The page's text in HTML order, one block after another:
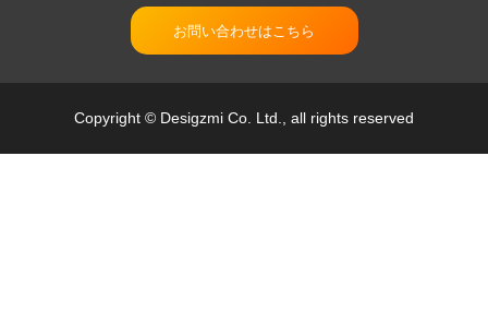
お問い合わせはこちら
Copyright © Desigzmi Co. Ltd., all rights reserved